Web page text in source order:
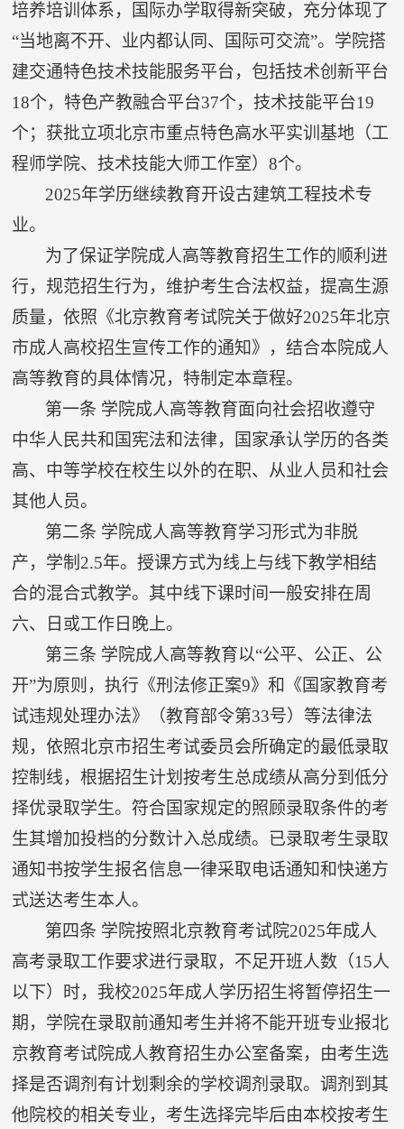
培养培训体系，国际办学取得新突破，充分体现了
“当地离不开、业内都认同、国际可交流”。学院搭
建交通特色技术技能服务平台，包括技术创新平台
18个，特色产教融合平台37个，技术技能平台19
个；获批立项北京市重点特色高水平实训基地（工
程师学院、技术技能大师工作室）8个。
2025年学历继续教育开设古建筑工程技术专
业。
为了保证学院成人高等教育招生工作的顺利进
行，规范招生行为，维护考生合法权益，提高生源
质量，依照《北京教育考试院关于做好2025年北京
市成人高校招生宣传工作的通知》，结合本院成人
高等教育的具体情况，特制定本章程。
第一条 学院成人高等教育面向社会招收遵守
中华人民共和国宪法和法律，国家承认学历的各类
高、中等学校在校生以外的在职、从业人员和社会
其他人员。
第二条 学院成人高等教育学习形式为非脱
产，学制 2.5年。授课方式为线上与线下教学相结
合的混合式教学。其中线下课时间一般安排在周
六、日或工作日晚上。
第三条 学院成人高等教育以“公平、公正、公
开”为原则，执行《刑法修正案9》和《国家教育考
试违规处理办法》（教育部令第33号）等法律法
规，依照北京市招生考试委员会所确定的最低录取
控制线，根据招生计划按考生总成绩从高分到低分
择优录取学生。符合国家规定的照顾录取条件的考
生其增加投档的分数计入总成绩。已录取考生录取
通知书按学生报名信息一律采取电话通知和快递方
式送达考生本人。
第四条 学院按照北京教育考试院2025年成人
高考录取工作要求进行录取，不足开班人数（15人
以下）时，我校2025年成人学历招生将暂停招生一
期，学院在录取前通知考生并将不能开班专业报北
京教育考试院成人教育招生办公室备案，由考生选
择是否调剂有计划剩余的学校调剂录取。调剂到其
他院校的相关专业，考生选择完毕后由本校按考生